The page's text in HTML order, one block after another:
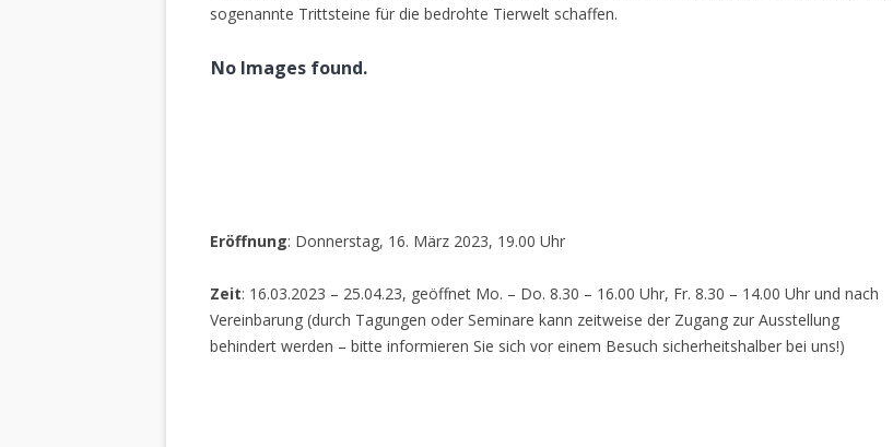
sogenannte Trittsteine für die bedrohte Tierwelt schaffen.
No Images found.
Eröffnung: Donnerstag, 16. März 2023, 19.00 Uhr
Zeit: 16.03.2023 – 25.04.23, geöffnet Mo. – Do. 8.30 – 16.00 Uhr, Fr. 8.30 – 14.00 Uhr und nach
Vereinbarung (durch Tagungen oder Seminare kann zeitweise der Zugang zur Ausstellung
behindert werden – bitte informieren Sie sich vor einem Besuch sicherheitshalber bei uns!)